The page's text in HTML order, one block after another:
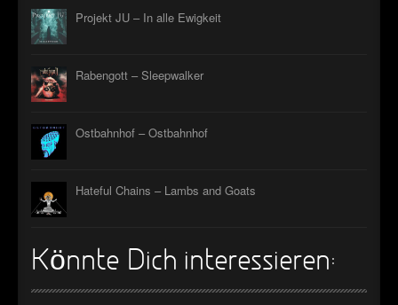
Projekt JU – In alle Ewigkeit
Rabengott – Sleepwalker
Ostbahnhof – Ostbahnhof
Hateful Chains – Lambs and Goats
Könnte Dich interessieren: